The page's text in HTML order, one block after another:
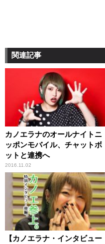
関連記事
カノエラナのオールナイトニ
ッポンモバイル、チャットボ
ットと連携へ
2016.11.02
【カノエラナ・インタビュー